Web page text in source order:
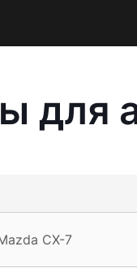
для
CX-7